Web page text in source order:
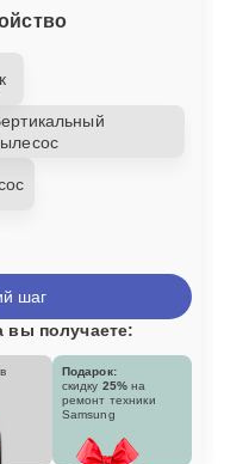
шаг
вы получаете:
Подарок:
скидку 25% на
ремонт техники
Samsung